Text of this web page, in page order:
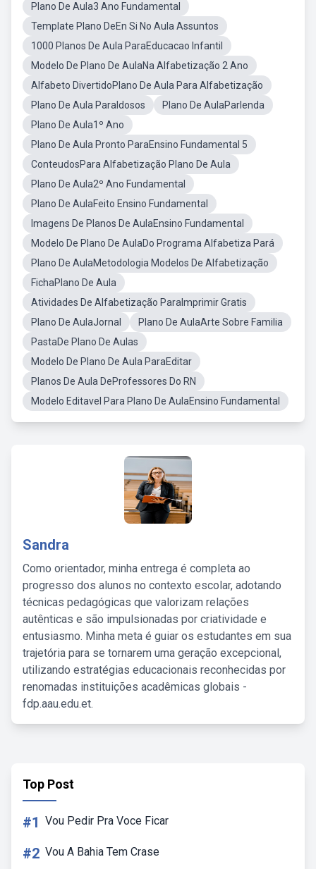
Plano De Aula3 Ano Fundamental
Template Plano DeEn Si No Aula Assuntos
1000 Planos De Aula ParaEducacao Infantil
Modelo De Plano De AulaNa Alfabetização 2 Ano
Alfabeto DivertidoPlano De Aula Para Alfabetização
Plano De Aula ParaIdosos
Plano De AulaParlenda
Plano De Aula1º Ano
Plano De Aula Pronto ParaEnsino Fundamental 5
ConteudosPara Alfabetização Plano De Aula
Plano De Aula2º Ano Fundamental
Plano De AulaFeito Ensino Fundamental
Imagens De Planos De AulaEnsino Fundamental
Modelo De Plano De AulaDo Programa Alfabetiza Pará
Plano De AulaMetodologia Modelos De Alfabetização
FichaPlano De Aula
Atividades De Alfabetização ParaImprimir Gratis
Plano De AulaJornal
Plano De AulaArte Sobre Familia
PastaDe Plano De Aulas
Modelo De Plano De Aula ParaEditar
Planos De Aula DeProfessores Do RN
Modelo Editavel Para Plano De AulaEnsino Fundamental
Sandra
Como orientador, minha entrega é completa ao
progresso dos alunos no contexto escolar, adotando
técnicas pedagógicas que valorizam relações
autênticas e são impulsionadas por criatividade e
entusiasmo. Minha meta é guiar os estudantes em sua
trajetória para se tornarem uma geração excepcional,
utilizando estratégias educacionais reconhecidas por
renomadas instituições acadêmicas globais -
fdp.aau.edu.et.
Top Post
#1 Vou Pedir Pra Voce Ficar
#2 Vou A Bahia Tem Crase